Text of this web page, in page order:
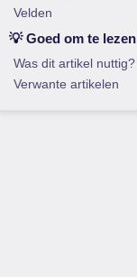
Velden
💡 Goed om te lezen
Was dit artikel nuttig?
Verwante artikelen